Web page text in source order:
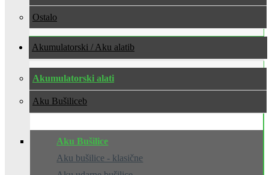
Ostalo
Akumulatorski / Aku alati
Akumulatorski alati
Aku Bušilice
Aku Bušilice
Aku bušilice - klasične